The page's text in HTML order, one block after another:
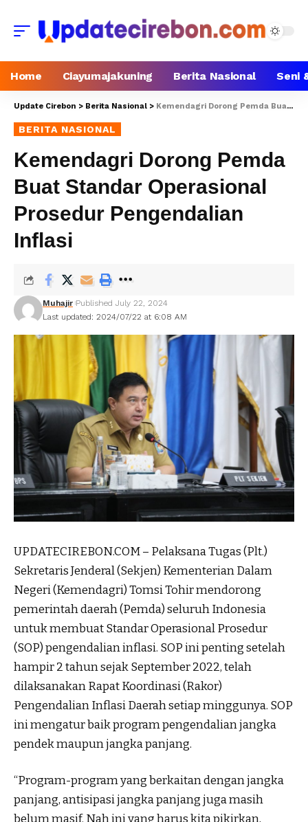
Home Ciayumajakuning Berita Nasional Seni
Update Cirebon > Berita Nasional > Kemendagri Dorong Pemda Buat Standar Operasional Prosedur Pengendalian Inflasi
BERITA NASIONAL
Kemendagri Dorong Pemda
Buat Standar Operasional
Prosedur Pengendalian
Inflasi
Last updated: 2024/07/22 at 6:08 AM
Muhajir Published July 22, 2024
UPDATECIREBON.COM – Pelaksana Tugas (Plt.)
Sekretaris Jenderal (Sekjen) Kementerian Dalam
Negeri (Kemendagri) Tomsi Tohir mendorong
pemerintah daerah (Pemda) seluruh Indonesia
untuk membuat Standar Operasional Prosedur
(SOP) pengendalian inflasi. SOP ini penting setelah
hampir 2 tahun sejak September 2022, telah
dilaksanakan Rapat Koordinasi (Rakor)
Pengendalian Inflasi Daerah setiap minggunya. SOP
ini mengatur baik program pengendalian jangka
pendek maupun jangka panjang.
“Program-program yang berkaitan dengan jangka
panjang, antisipasi jangka panjang juga masih